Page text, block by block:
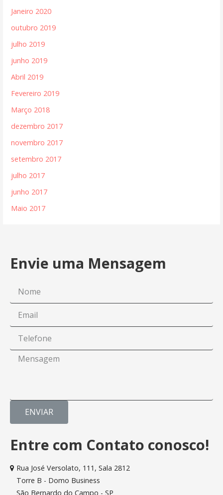
Janeiro 2020
outubro 2019
julho 2019
junho 2019
Abril 2019
Fevereiro 2019
Março 2018
dezembro 2017
novembro 2017
setembro 2017
julho 2017
junho 2017
Maio 2017
Envie uma Mensagem
ENVIAR
Entre com Contato conosco!
Rua José Versolato, 111, Sala 2812
Torre B - Domo Business
São Bernardo do Campo - SP